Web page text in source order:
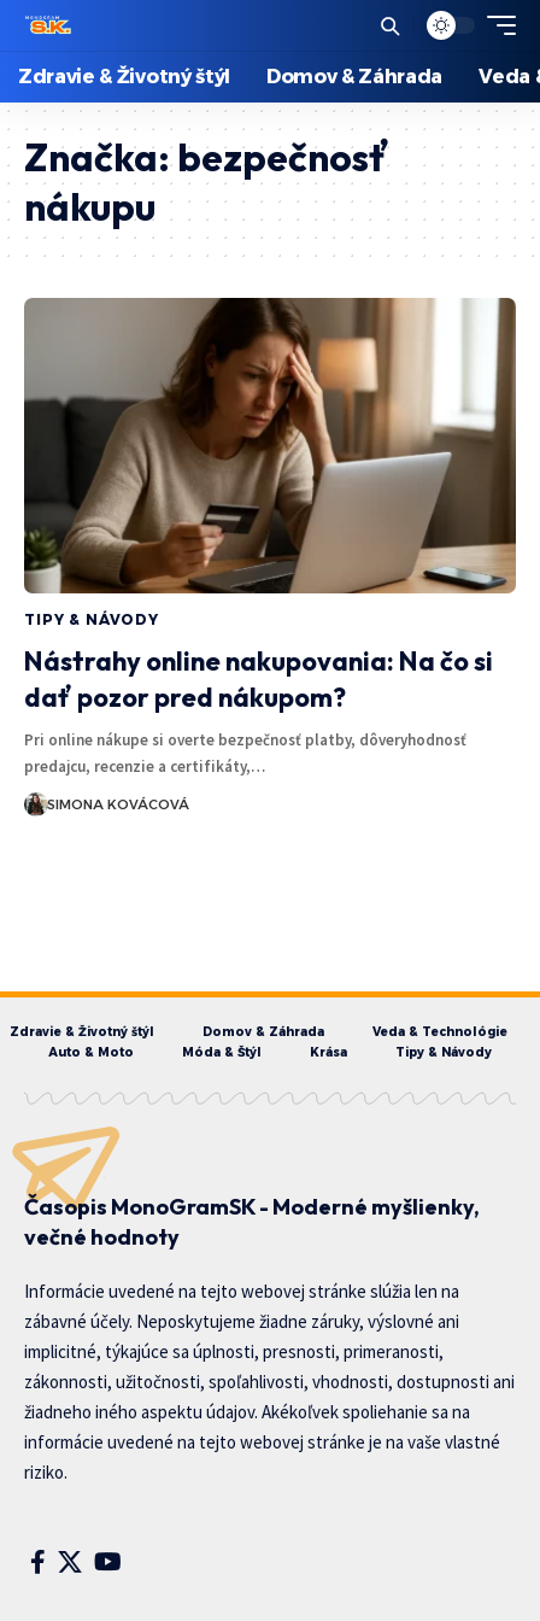
Zdravie & Životný štýl Domov & Záhrada Veda
Značka:bezpečnosť
nákupu
TIPY & NÁVODY
Nástrahy online nakupovania: Na čo si
dať pozor pred nákupom?
Pri online nákupe si overte bezpečnosť platby, dôveryhodnosť
predajcu, recenzie a certifikáty,…
SIMONA KOVÁCOVÁ
Zdravie & Životný štýl Domov & Záhrada
Veda & Technológie
Auto & Moto
Móda & Štýl Krása Tipy & Návody
Časopis MonoGramSK - Moderné myšlienky,
večné hodnoty
Informácie uvedené na tejto webovej stránke slúžia len na
zábavné účely. Neposkytujeme žiadne záruky, výslovné ani
implicitné, týkajúce sa úplnosti, presnosti, primeranosti,
zákonnosti, užitočnosti, spoľahlivosti, vhodnosti, dostupnosti ani
žiadneho iného aspektu údajov. Akékoľvek spoliehanie sa na
informácie uvedené na tejto webovej stránke je na vaše vlastné
riziko.